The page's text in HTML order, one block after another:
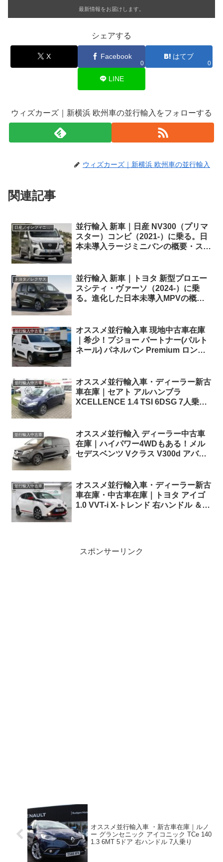
最新情報をお届けします。
シェアする
X Facebook
0
はてブ
0
LINE
ウィズカーズ｜新横浜 欧州車の並行輸入をフォローする
ウィズカーズ｜新横浜 欧州車の並行輸入
関連記事
日産／インフィニティ
並行輸入 新車｜日産 NV300（プリマ
スター）コンビ（2021-）に乗る。日
本未導入ラージミニバンの概要・スペ
トヨタ／レクサス
並行輸入 新車｜トヨタ 新型プロエー
スシティ・ヴァーソ（2024-）に乗
る。進化した日本未導入MPVの概
並行輸入中古車
オススメ並行輸入車 現地中古車在庫
｜希少！プジョー パートナー(パルト
ネール) パネルバン Premium ロング
並行輸入中古車
オススメ並行輸入車・ディーラー新古
車在庫｜セアト アルハンブラ
XCELLENCE 1.4 TSI 6DSG 7人乗り
並行輸入中古車
オススメ並行輸入 ディーラー中古車
在庫｜ハイパワー4WDもある！メル
セデスベンツ Vクラス V300d アバン
並行輸入中古車
オススメ並行輸入車・ディーラー新古
車在庫・中古車在庫｜トヨタ アイゴ
1.0 VVT-i X-トレンド 右ハンドル ＆ト
スポンサーリンク
オススメ並行輸入車 ・新古車在庫｜ルノ
ー グランセニック アイコニック TCe 140
1.3 6MT 5ドア 右ハンドル 7人乗り